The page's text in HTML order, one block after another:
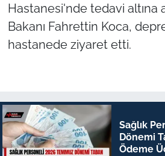
Hastanesi'nde tedavi altına
Bakanı Fahrettin Koca,
hastanede ziyaret etti.
Sağlık
Dönemi
Ödeme